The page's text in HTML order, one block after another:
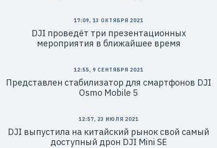
17:09, 13 ОКТЯБРЯ 2021
DJI проведёт три презентационных
мероприятия в ближайшее время
12:55, 9 СЕНТЯБРЯ 2021
Представлен стабилизатор для смартфонов DJI
Osmo Mobile 5
12:57, 23 ИЮЛЯ 2021
DJI выпустила на китайский рынок свой самый
доступный дрон DJI Mini SE